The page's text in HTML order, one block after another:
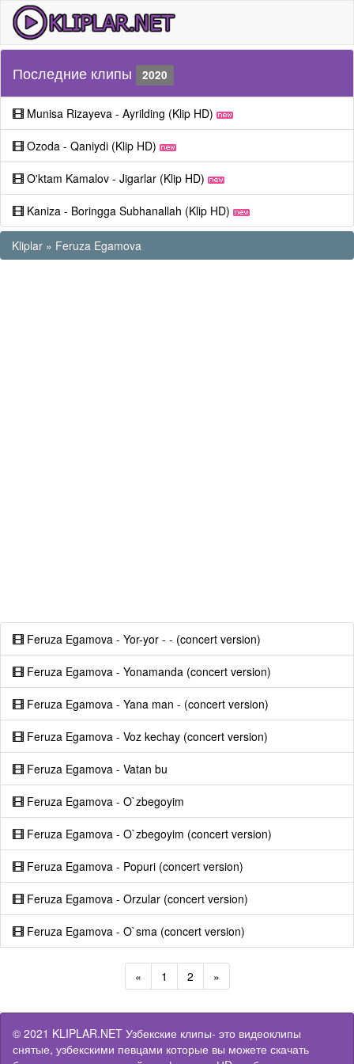
Последние клипы 2020
Munisa Rizayeva - Ayrilding (Klip HD)
Ozoda - Qaniydi (Klip HD)
O'ktam Kamalov - Jigarlar (Klip HD)
Kaniza - Boringga Subhanallah (Klip HD)
Kliplar » Feruza Egamova
Feruza Egamova - Yor-yor - - (concert version)
Feruza Egamova - Yonamanda (concert version)
Feruza Egamova - Yana man - (concert version)
Feruza Egamova - Voz kechay (concert version)
Feruza Egamova - Vatan bu
Feruza Egamova - O`zbegoyim
Feruza Egamova - O`zbegoyim (concert version)
Feruza Egamova - Popuri (concert version)
Feruza Egamova - Orzular (concert version)
Feruza Egamova - O`sma (concert version)
« 1 2 »
© 2021 KLIPLAR.NET Узбекские клипы- это видеоклипы
снятые, узбекскими певцами которые вы можете скачать